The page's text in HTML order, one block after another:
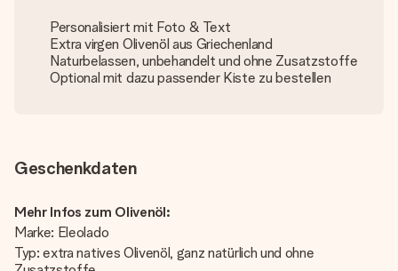
Personalisiert mit Foto & Text
Extra virgen Olivenöl aus Griechenland
Naturbelassen, unbehandelt und ohne Zusatzstoffe
Optional mit dazu passender Kiste zu bestellen
Geschenkdaten
Mehr Infos zum Olivenöl:
Marke: Eleolado
Typ: extra natives Olivenöl, ganz natürlich und ohne